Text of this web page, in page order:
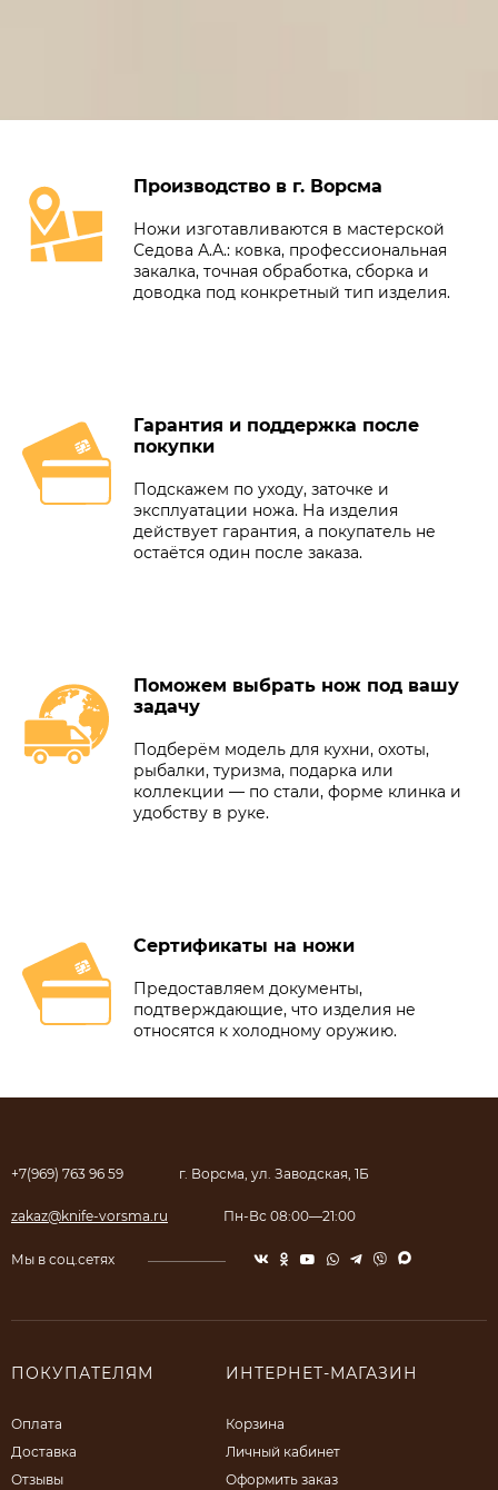
Производство в г. Ворсма
Ножи изготавливаются в мастерской
Седова А.А.: ковка, профессиональная
закалка, точная обработка, сборка и
доводка под конкретный тип изделия.
Гарантия и поддержка после
покупки
Подскажем по уходу, заточке и
эксплуатации ножа. На изделия
действует гарантия, а покупатель не
остаётся один после заказа.
Поможем выбрать нож под вашу
задачу
Подберём модель для кухни, охоты,
рыбалки, туризма, подарка или
коллекции — по стали, форме клинка и
удобству в руке.
Сертификаты на ножи
Предоставляем документы,
подтверждающие, что изделия не
относятся к холодному оружию.
+7(969) 763 96 59 г. Ворсма, ул. Заводская, 1Б
zakaz@knife-vorsma.ru Пн-Вс 08:00—21:00
Мы в соц.сетях
ПОКУПАТЕЛЯМ
Оплата
Доставка
Отзывы
ИНТЕРНЕТ-МАГАЗИН
Корзина
Личный кабинет
Оформить заказ